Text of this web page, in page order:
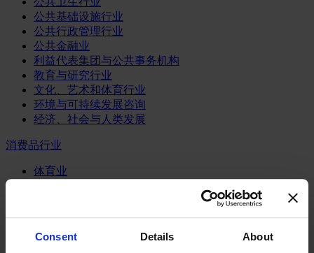
Consent Details About
公共基础设施行业
公共行政管理行业
公共金融业
利益代表集团与公共事务机构
教育与研究行业
文化、艺术和体育行业
环境与可持续发展咨询
经济、社会与人类发展
消费品行业
体育业
零售、服装与奢侈品